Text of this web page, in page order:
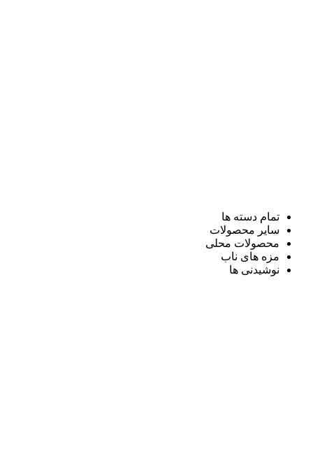
تمام دسته ها
سایر محصولات
محصولات محلی
مزه های ناب
نوشیدنی ها